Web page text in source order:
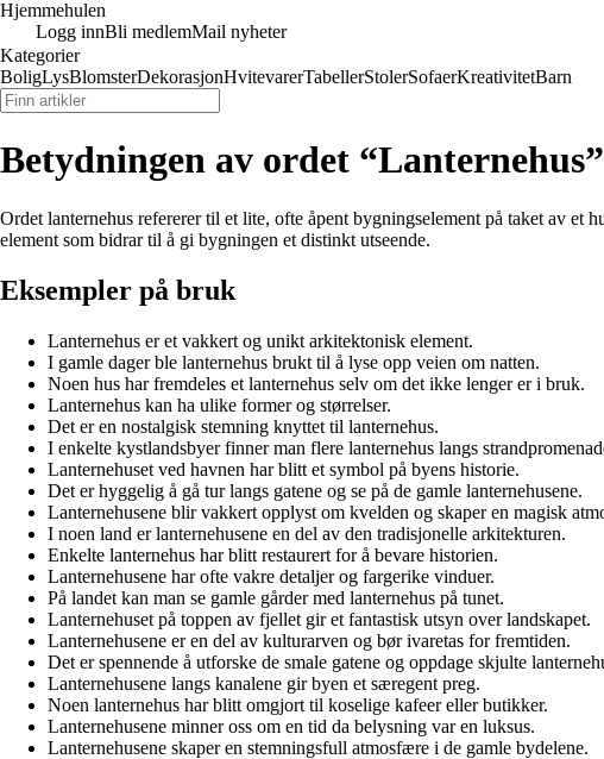
Hjemmehulen
Logg innBli medlemMail nyheter
Kategorier
BoligLysBlomsterDekorasjonHvitevarerTabellerStolerSofaerKreativitetBarn
Betydningen av ordet “Lanternehus”
Ordet lanternehus refererer til et lite, ofte åpent bygningselement på taket av
element som bidrar til å gi bygningen et distinkt utseende.
Eksempler på bruk
Lanternehus er et vakkert og unikt arkitektonisk element.
I gamle dager ble lanternehus brukt til å lyse opp veien om natten.
Noen hus har fremdeles et lanternehus selv om det ikke lenger er i bruk.
Lanternehus kan ha ulike former og størrelser.
Det er en nostalgisk stemning knyttet til lanternehus.
I enkelte kystlandsbyer finner man flere lanternehus langs
Lanternehuset ved havnen har blitt et symbol på byens historie.
Det er hyggelig å gå tur langs gatene og se på de gamle lanternehusene.
Lanternehusene blir vakkert opplyst om kvelden og skaper en magisk
I noen land er lanternehusene en del av den tradisjonelle arkitekturen.
Enkelte lanternehus har blitt restaurert for å bevare historien.
Lanternehusene har ofte vakre detaljer og fargerike vinduer.
På landet kan man se gamle gårder med lanternehus på tunet.
Lanternehuset på toppen av fjellet gir et fantastisk utsyn over landskapet.
Lanternehusene er en del av kulturarven og bør ivaretas for fremtiden.
Det er spennende å utforske de smale gatene og oppdage skjulte
Lanternehusene langs kanalene gir byen et særegent preg.
Noen lanternehus har blitt omgjort til koselige kafeer eller butikker.
Lanternehusene minner oss om en tid da belysning var en luksus.
Lanternehusene skaper en stemningsfull atmosfære i de gamle bydelene.